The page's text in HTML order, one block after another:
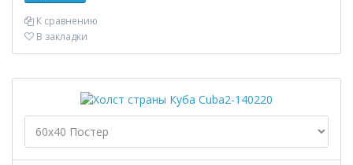
К сравнению
В закладки